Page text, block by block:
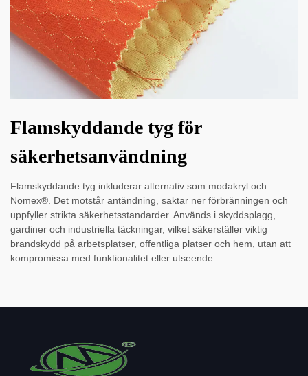
Flamskyddande tyg för
säkerhetsanvändning
Flamskyddande tyg inkluderar alternativ som modakryl och
Nomex®. Det motstår antändning, saktar ner förbränningen och
uppfyller strikta säkerhetsstandarder. Används i skyddsplagg,
gardiner och industriella täckningar, vilket säkerställer viktig
brandskydd på arbetsplatser, offentliga platser och hem, utan att
kompromissa med funktionalitet eller utseende.